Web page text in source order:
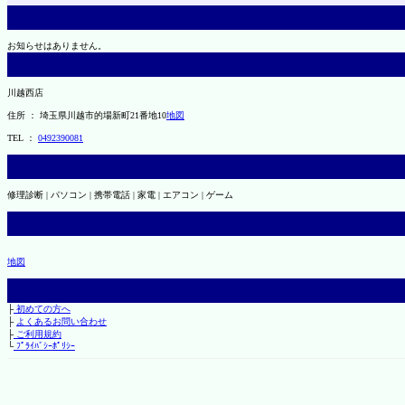
お知らせはありません。
川越西店
住所 ： 埼玉県川越市的場新町21番地10地図
TEL ： 0492390081
修理診断 | パソコン | 携帯電話 | 家電 | エアコン | ゲーム
地図
├初めての方へ
├ よくあるお問い合わせ
├ご利用規約
└ﾌﾟﾗｲﾊﾞｼｰﾎﾟﾘｼｰ